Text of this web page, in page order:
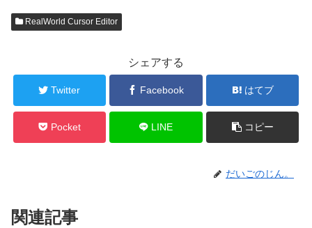
RealWorld Cursor Editor
シェアする
Twitter Facebook はてブ
Pocket LINE コピー
だいごのじん。
関連記事